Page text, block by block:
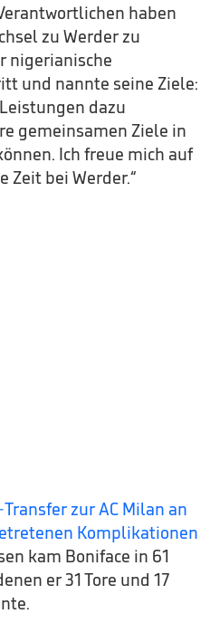
haben
zu Werder zu
nigerianische
und nannte seine Ziele:
dazu
gemeinsamen Ziele in
Ich freue mich auf
Zeit bei Werder.“
zur AC Milan an
Komplikationen
kam Boniface in 61
er 31 Tore und 17